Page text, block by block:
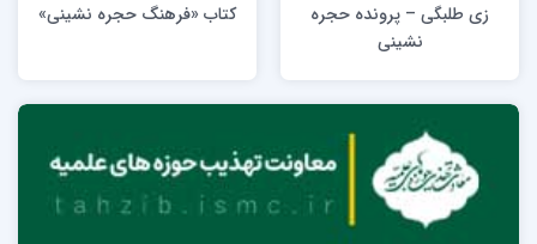
زی طلبگی – پرونده حجره
نشینی
کتاب «فرهنگ حجره نشینی»